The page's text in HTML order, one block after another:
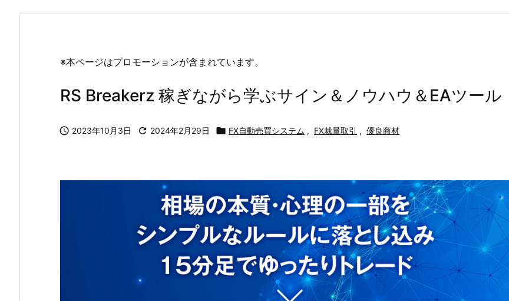
※本ページはプロモーションが含まれています。
RS Breakerz 稼ぎながら学ぶサイン＆ノウハウ＆EAツール
 2023年10月3日  2024年2月29日  FX自動売買システム , FX裁量取引 , 優良商材